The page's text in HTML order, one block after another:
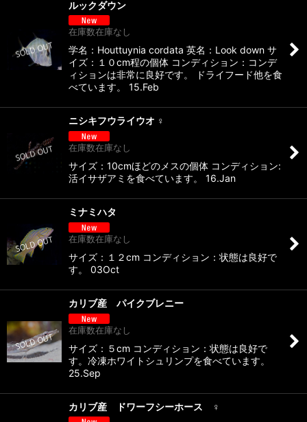
ルックダウン
在庫数在庫なし
学名：Houttuynia cordata 英名：Look down サ
イズ：１０cm程の個体 コンディション：コンデ
ィションは非常に良好です。 ドライフード他を食
べています。 15.Feb
ニシキフウライウオ ♀
在庫数在庫なし
サイズ：10cmほどのメスの個体 コンディション:
活イサザアミを食べています。 16.Jan
ミナミハタ
在庫数在庫なし
サイズ：１２cm コンディション：状態は良好で
す。 03Oct
カリブ産 パイクブレニー
在庫数在庫なし
サイズ：５cm コンディション：状態は良好で
す。冷凍ホワイトシュリンプを食べています。
25.Sep
カリブ産 ドワーフシーホース ♀